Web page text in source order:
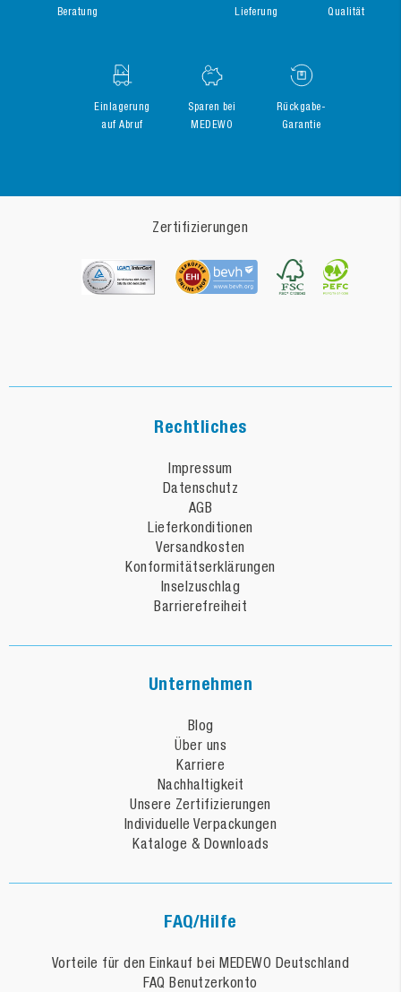
Beratung Lieferung Qualität
Einlagerung
auf Abruf
Sparen bei
MEDEWO
Rückgabe-
Garantie
Zertifizierungen
Rechtliches
Impressum
Datenschutz
AGB
Lieferkonditionen
Versandkosten
Konformitätserklärungen
Inselzuschlag
Barrierefreiheit
Unternehmen
Blog
Über uns
Karriere
Nachhaltigkeit
Unsere Zertifizierungen
Individuelle Verpackungen
Kataloge & Downloads
FAQ/Hilfe
Vorteile für den Einkauf bei MEDEWO Deutschland
FAQ Benutzerkonto